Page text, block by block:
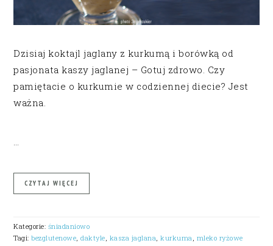
Dzisiaj koktajl jaglany z kurkumą i borówką od
pasjonata kaszy jaglanej – Gotuj zdrowo. Czy
pamiętacie o kurkumie w codziennej diecie? Jest
ważna.
…
CZYTAJ WIĘCEJ
Kategorie: śniadaniowo
Tagi:bezglutenowe,daktyle, kasza jaglana,kurkuma, mleko ryżowe